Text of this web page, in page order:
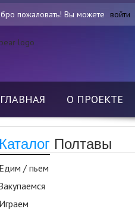
пожаловать! Вы можете войти
ГЛАВНАЯ О ПРОЕКТЕ
Каталог Полтавы
Едим / пьем
Играем